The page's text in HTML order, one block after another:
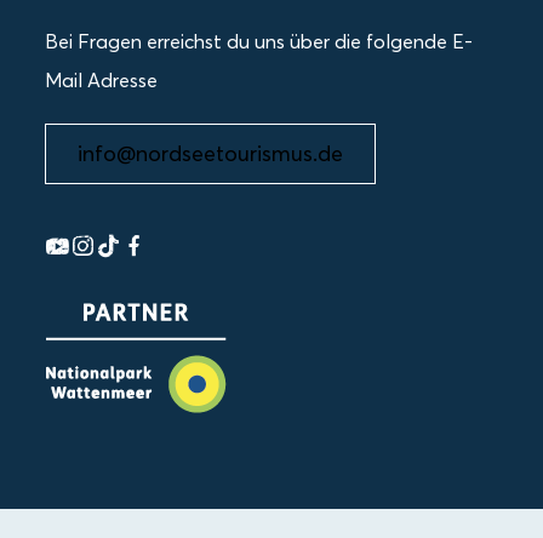
Bei Fragen erreichst du uns über die folgende E-
Mail Adresse
info@nordseetourismus.de